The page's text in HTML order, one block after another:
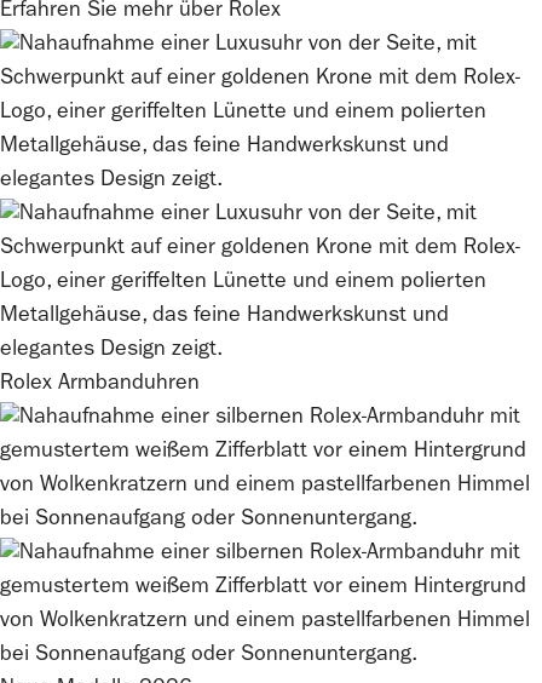
Erfahren Sie mehr über Rolex
Rolex Armbanduhren